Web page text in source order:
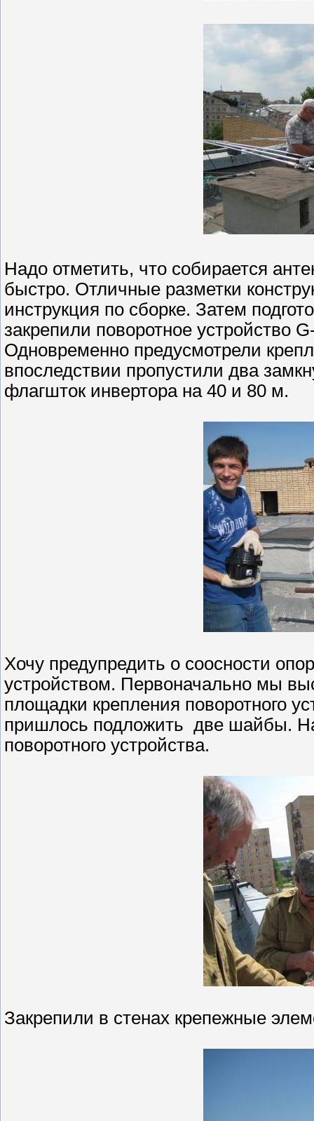
Надо отметить, что собирается
быстро. Отличные разметки
инструкция по сборке. Затем
закрепили поворотное устройство
Одновременно предусмотрели
впоследствии пропустили два
флагшток инвертора на 40 и 80 м.
Хочу предупредить о соосности
устройством. Первоначально мы
площадки крепления поворотного
пришлось подложить две шайбы.
поворотного устройства.
Закрепили в стенах крепежные